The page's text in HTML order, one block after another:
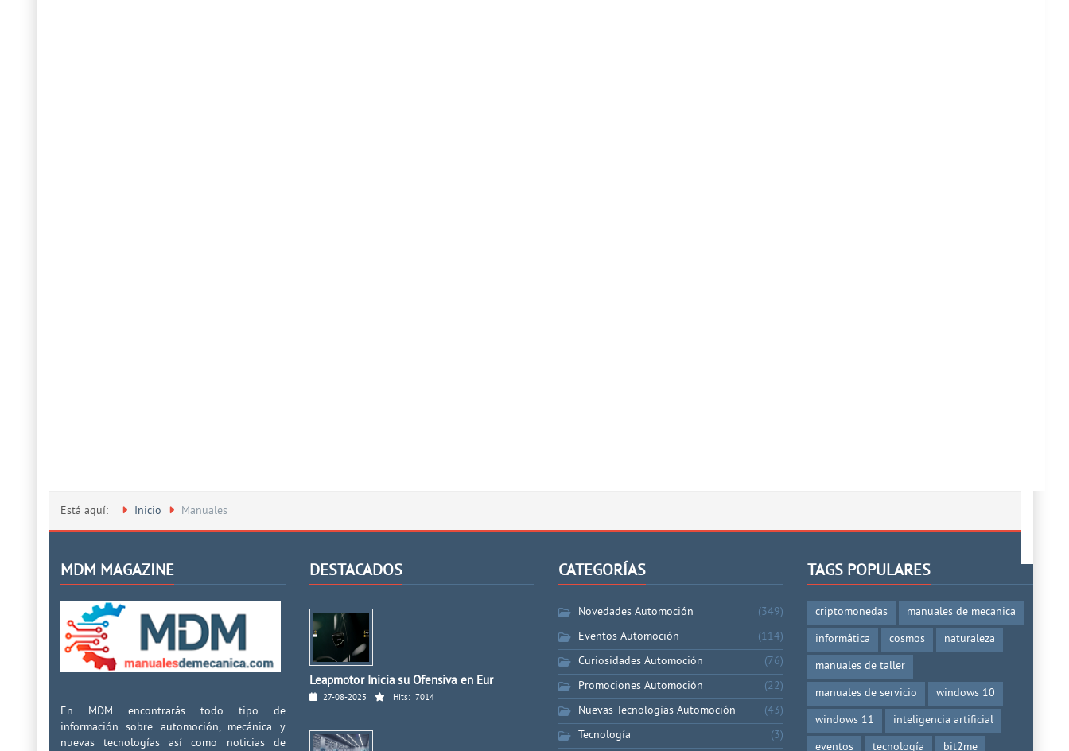
Está aquí: Inicio Manuales
MDM MAGAZINE
En MDM encontrarás todo tipo de
información sobre automoción, mecánica y
nuevas tecnologías así como noticias de
DESTACADOS
Leapmotor Inicia su Ofensiva en Eur
27-08-2025 Hits: 7014
CATEGORÍAS
Novedades Automoción
(349)
Eventos Automoción
(114)
Curiosidades Automoción
(76)
Promociones Automoción
(22)
Nuevas Tecnologías Automoción
(43)
Tecnología
(3)
TAGS POPULARES
criptomonedas
manuales de mecanica
informática
cosmos
naturaleza
manuales de taller
manuales de servicio
windows 10
windows 11
inteligencia artificial
eventos
tecnología bit2me